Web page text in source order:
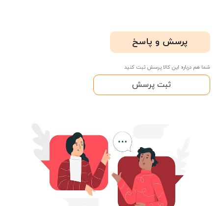
پرسش و پاسخ
شما هم درباره این کالا پرسش ثبت کنید
ثبت پرسش